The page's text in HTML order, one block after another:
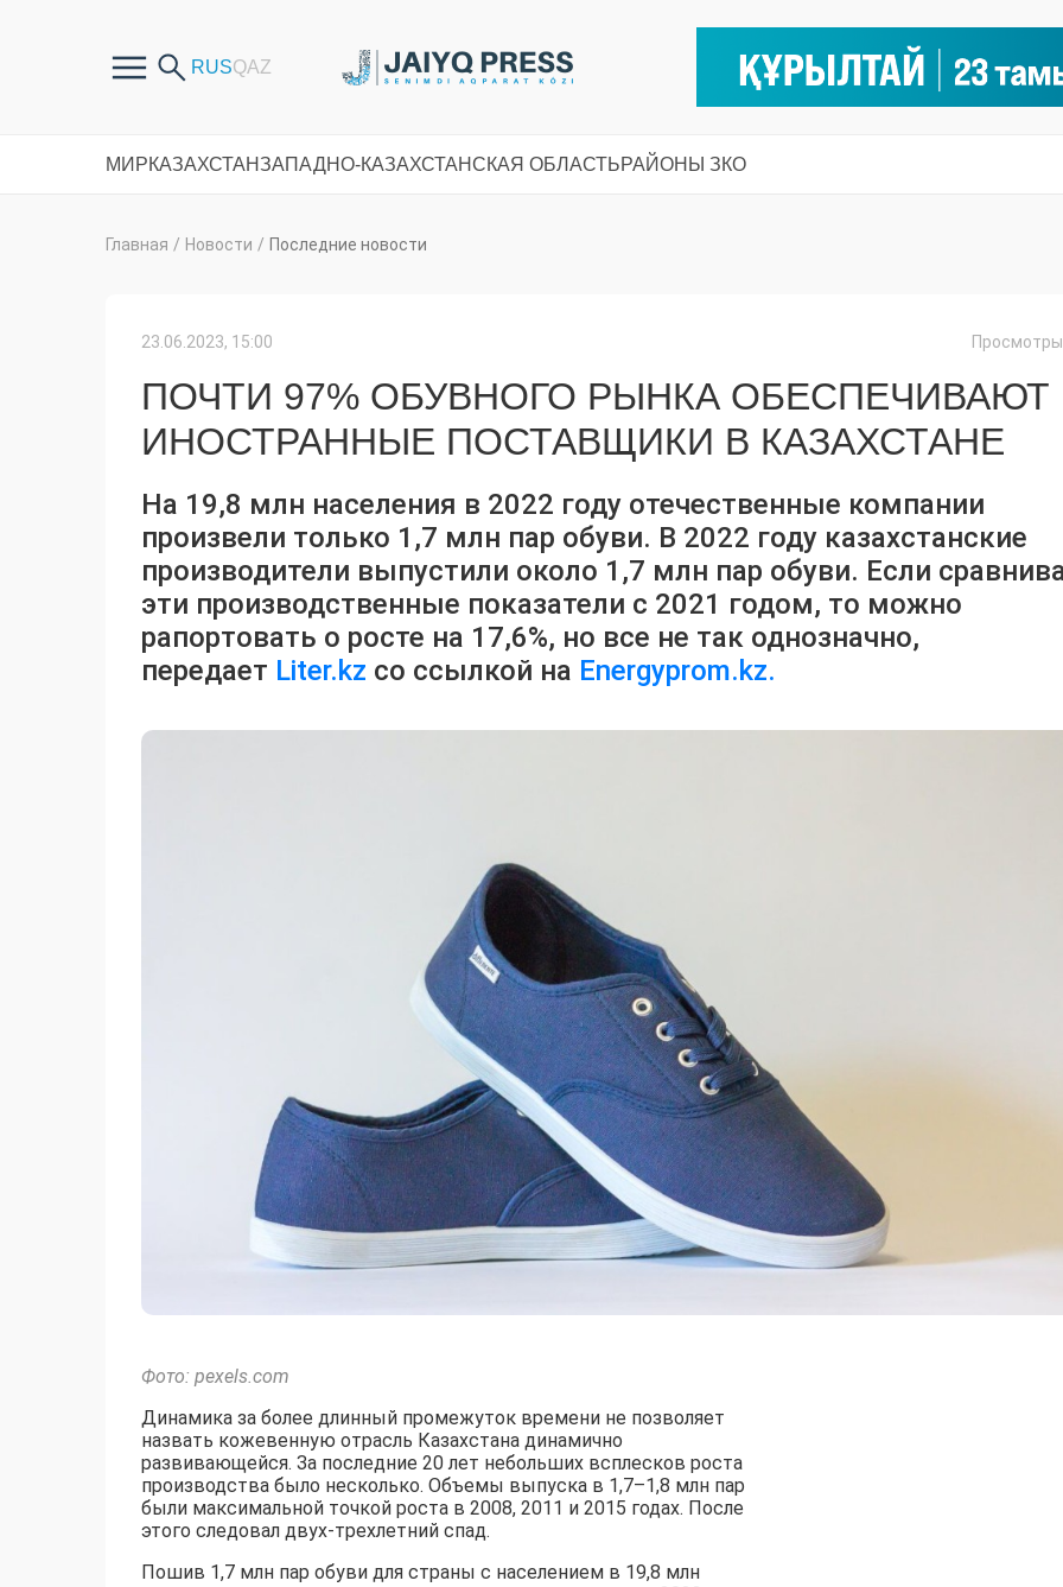
МИРКАЗАХСТАНЗАПАДНО-КАЗАХСТАНСКАЯ ОБЛАСТЬРАЙОНЫ ЗКО
Главная / Новости / Последние новости
23.06.2023, 15:00
ПОЧТИ 97% ОБУВНОГО РЫНКА ОБЕСПЕЧИВАЮТ
ИНОСТРАННЫЕ ПОСТАВЩИКИ В КАЗАХСТАНЕ
На 19,8 млн населения в 2022 году отечественные компании
произвели только 1,7 млн пар обуви. В 2022 году казахстанские
производители выпустили около 1,7 млн пар обуви. Если
эти производственные показатели с 2021 годом, то можно
рапортовать о росте на 17,6%, но все не так однозначно,
передает Liter.kz со ссылкой на Еnergyprom.kz.
Фото: pexels.com
Динамика за более длинный промежуток времени не позволяет
назвать кожевенную отрасль Казахстана динамично
развивающейся. За последние 20 лет небольших всплесков роста
производства было несколько. Объемы выпуска в 1,7–1,8 млн пар
были максимальной точкой роста в 2008, 2011 и 2015 годах. После
этого следовал двух-трехлетний спад.
Пошив 1,7 млн пар обуви для страны с населением в 19,8 млн